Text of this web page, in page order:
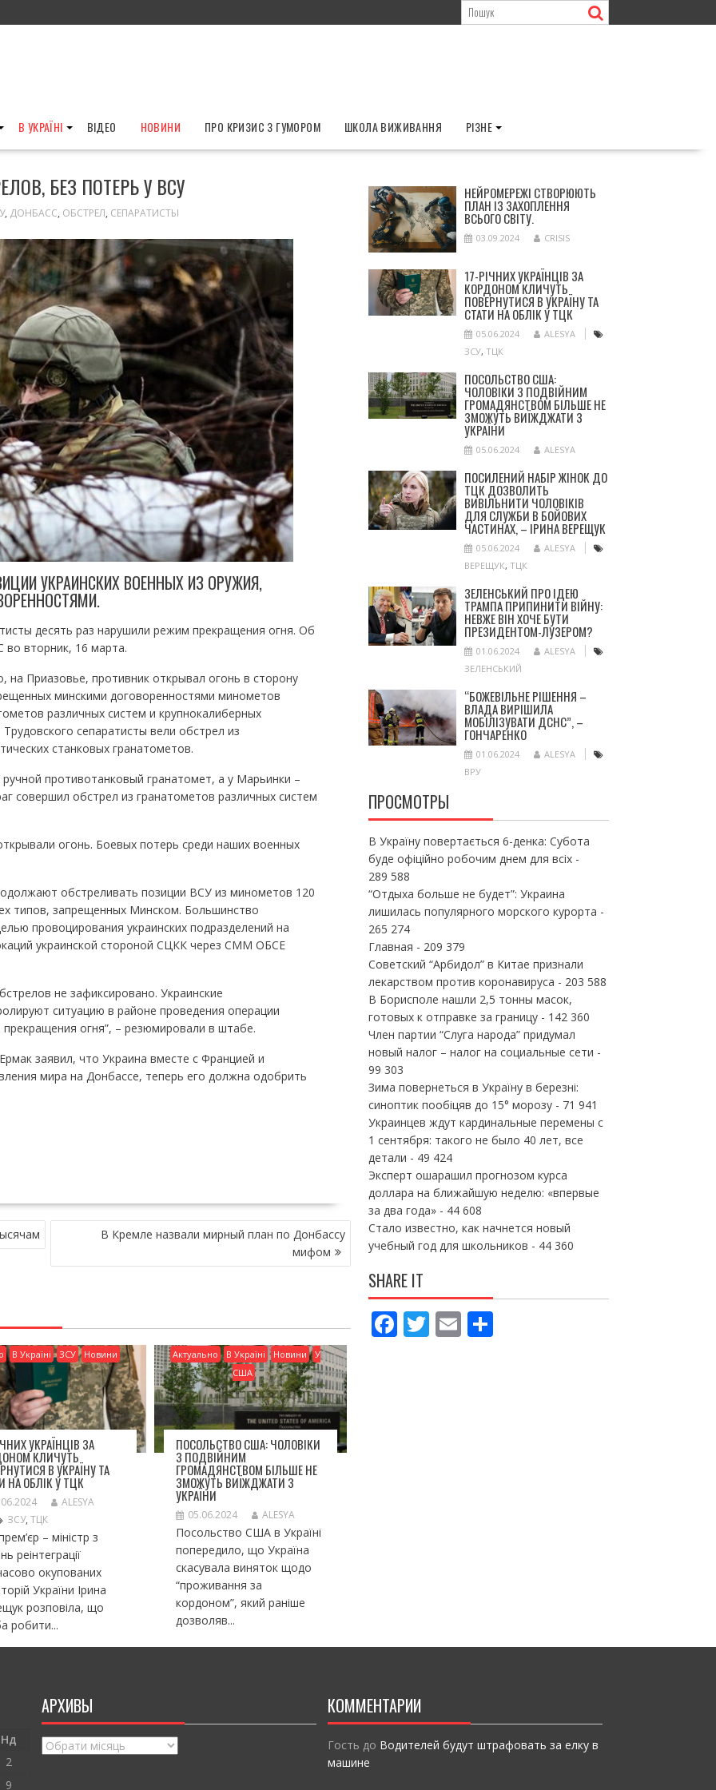
В УКРАЇНІ ВІДЕО НОВИНИ ПРО КРИЗИС З ГУМОРОМ ШКОЛА ВИЖИВАННЯ РІЗНЕ
БЕЗ ПОТЕРЬ У ВСУ
, ДОНБАСС, ОБСТРЕЛ, СЕПАРАТИСТЫ
УКРАИНСКИХ ВОЕННЫХ ИЗ ОРУЖИЯ,
десять раз нарушили режим прекращения огня. Об
вторник, 16 марта.
на Приазовье, противник открывал огонь в сторону
минскими договоренностями минометов
различных систем и крупнокалиберных
сепаратисты вели обстрел из
станковых гранатометов.
противотанковый гранатомет, а у Марьинки –
совершил обстрел из гранатометов различных систем
огонь. Боевых потерь среди наших военных
обстреливать позиции ВСУ из минометов 120
типов, запрещенных Минском. Большинство
провоцирования украинских подразделений на
украинской стороной СЦКК через СММ ОБСЕ
не зафиксировано. Украинские
ситуацию в районе проведения операции
огня”, – резюмировали в штабе.
заявил, что Украина вместе с Францией и
мира на Донбассе, теперь его должна одобрить
В Кремле назвали мирный план по Донбассу
мифом
В Україні ЗСУ Новини
УКРАЇНЦІВ ЗА
КЛИЧУТЬ
В УКРАЇНУ ТА
НА ОБЛІК У ТЦК
ALESYA
ЗСУ,ТЦК
– міністр з
реінтеграції
окупованих
України Ірина
розповіла, що
робити...
Актуально В Україні Новини
У
США
ПОСОЛЬСТВО США: ЧОЛОВІКИ
З ПОДВІЙНИМ
ГРОМАДЯНСТВОМ БІЛЬШЕ НЕ
ЗМОЖУТЬ ВИЇЖДЖАТИ З
УКРАЇНИ
05.06.2024 ALESYA
Посольство США в Україні
попередило, що Україна
скасувала виняток щодо
“проживання за
кордоном”, який раніше
дозволяв...
НЕЙРОМЕРЕЖІ СТВОРЮЮТЬ
ПЛАН ІЗ ЗАХОПЛЕННЯ
ВСЬОГО СВІТУ.
03.09.2024 CRISIS
17-РІЧНИХ УКРАЇНЦІВ ЗА
КОРДОНОМ КЛИЧУТЬ
ПОВЕРНУТИСЯ В УКРАЇНУ ТА
СТАТИ НА ОБЛІК У ТЦК
05.06.2024
ALESYA
ЗСУ, ТЦК
ПОСОЛЬСТВО США:
ЧОЛОВІКИ З ПОДВІЙНИМ
ГРОМАДЯНСТВОМ БІЛЬШЕ НЕ
ЗМОЖУТЬ ВИЇЖДЖАТИ З
УКРАЇНИ
05.06.2024 ALESYA
ПОСИЛЕНИЙ НАБІР ЖІНОК ДО
ТЦК ДОЗВОЛИТЬ
ВИВІЛЬНИТИ ЧОЛОВІКІВ
ДЛЯ СЛУЖБИ В БОЙОВИХ
ЧАСТИНАХ, – ІРИНА ВЕРЕЩУК
05.06.2024
ALESYA
ВЕРЕЩУК, ТЦК
ЗЕЛЕНСЬКИЙ ПРО ІДЕЮ
ТРАМПА ПРИПИНИТИ ВІЙНУ:
НЕВЖЕ ВІН ХОЧЕ БУТИ
ПРЕЗИДЕНТОМ-ЛУЗЕРОМ?
01.06.2024
ALESYA
ЗЕЛЕНСЬКИЙ
“БОЖЕВІЛЬНЕ РІШЕННЯ –
ВЛАДА ВИРІШИЛА
МОБІЛІЗУВАТИ ДСНС”, –
ГОНЧАРЕНКО
01.06.2024
ALESYA
ВРУ
ПРОСМОТРЫ
В Україну повертається 6-денка: Субота
буде офіційно робочим днем для всіх-
289 588
“Отдыха больше не будет”: Украина
лишилась популярного морского курорта -
265 274
Главная - 209 379
Советский “Арбидол” в Китае признали
лекарством против коронавируса - 203 588
В Борисполе нашли 2,5 тонны масок,
готовых к отправке за границу- 142 360
Член партии “Слуга народа” придумал
новый налог – налог на социальные сети -
99 303
Зима повернеться в Україну в березні:
синоптик пообіцяв до 15° морозу- 71 941
Украинцев ждут кардинальные перемены с
1 сентября: такого не было 40 лет, все
детали - 49 424
Эксперт ошарашил прогнозом курса
доллара на ближайшую неделю: «впервые
за два года»- 44 608
Стало известно, как начнется новый
учебный год для школьников - 44 360
SHARE IT
F T E П
Нд
2
9
АРХИВЫ
Архивы
КОММЕНТАРИИ
Гость до Водителей будут штрафовать за елку в
машине